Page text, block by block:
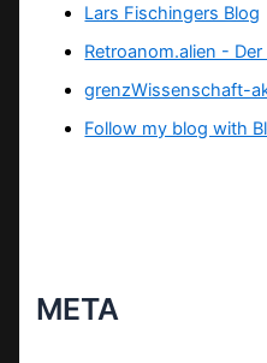
Lars Fischingers Blog
Retroanom.alien -
grenzWissenschaft-
Follow my blog with
META